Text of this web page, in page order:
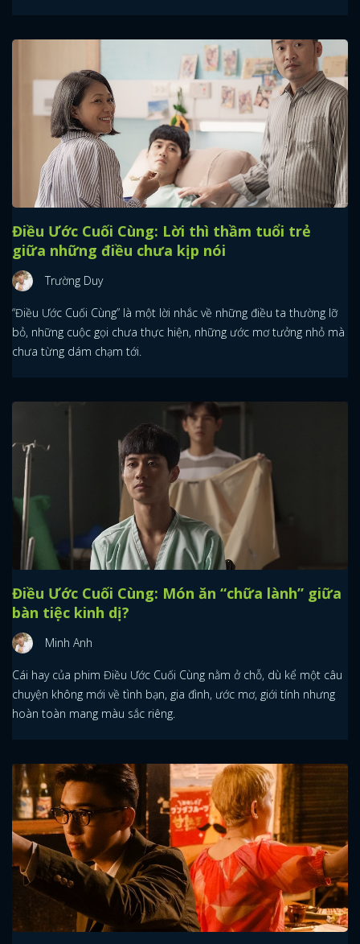
Điều Ước Cuối Cùng: Lời thì thầm tuổi trẻ
giữa những điều chưa kịp nói
Trường Duy
“Điều Ước Cuối Cùng” là một lời nhắc về những điều ta thường lỡ
bỏ, những cuộc gọi chưa thực hiện, những ước mơ tưởng nhỏ mà
chưa từng dám chạm tới.
Điều Ước Cuối Cùng: Món ăn “chữa lành” giữa
bàn tiệc kinh dị?
Minh Anh
Cái hay của phim Điều Ước Cuối Cùng nằm ở chỗ, dù kể một câu
chuyện không mới về tình bạn, gia đình, ước mơ, giới tính nhưng
hoàn toàn mang màu sắc riêng.